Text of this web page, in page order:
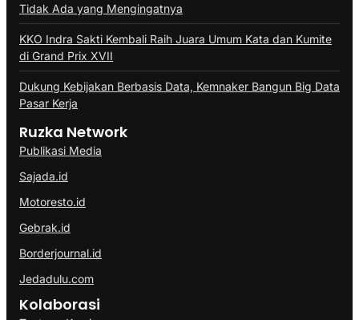
Tidak Ada yang Mengingatnya
KKO Indra Sakti Kembali Raih Juara Umum Kata dan Kumite
di Grand Prix XVII
Dukung Kebijakan Berbasis Data, Kemnaker Bangun Big Data
Pasar Kerja
Ruzka Network
Publikasi Media
Sajada.id
Motoresto.id
Gebrak.id
Borderjournal.id
Jedadulu.com
Kolaborasi